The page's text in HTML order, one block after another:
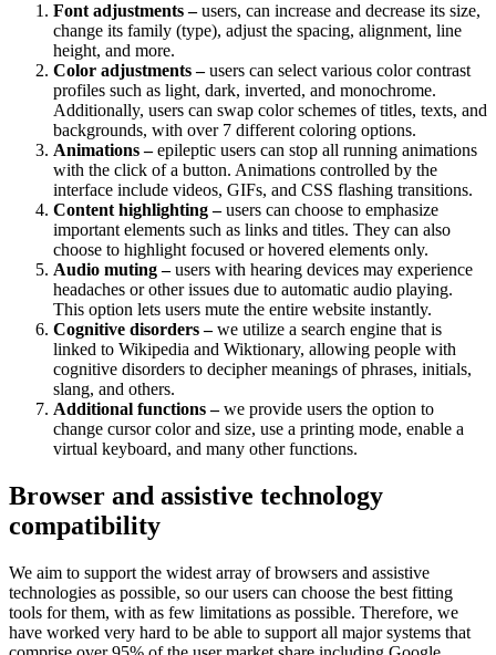
Font adjustments –users, can increase and decrease its size,
change its family (type), adjust the spacing, alignment, line
height, and more.
Color adjustments –users can select various color contrast
profiles such as light, dark, inverted, and monochrome.
Additionally, users can swap color schemes of titles, texts, and
backgrounds, with over 7 different coloring options.
Animations –epileptic users can stop all running animations
with the click of a button. Animations controlled by the
interface include videos, GIFs, and CSS flashing transitions.
Content highlighting –users can choose to emphasize
important elements such as links and titles. They can also
choose to highlight focused or hovered elements only.
Audio muting –users with hearing devices may experience
headaches or other issues due to automatic audio playing.
This option lets users mute the entire website instantly.
Cognitive disorders –we utilize a search engine that is
linked to Wikipedia and Wiktionary, allowing people with
cognitive disorders to decipher meanings of phrases, initials,
slang, and others.
Additional functions –we provide users the option to
change cursor color and size, use a printing mode, enable a
virtual keyboard, and many other functions.
Browser and assistive technology
compatibility
We aim to support the widest array of browsers and assistive
technologies as possible, so our users can choose the best fitting
tools for them, with as few limitations as possible. Therefore, we
have worked very hard to be able to support all major systems that